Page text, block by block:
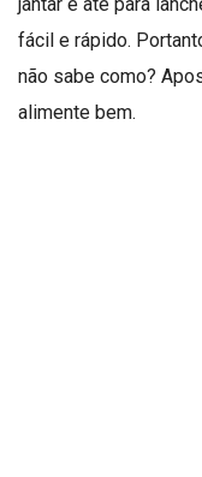
fácil e rápido.
não sabe como?
alimente bem.